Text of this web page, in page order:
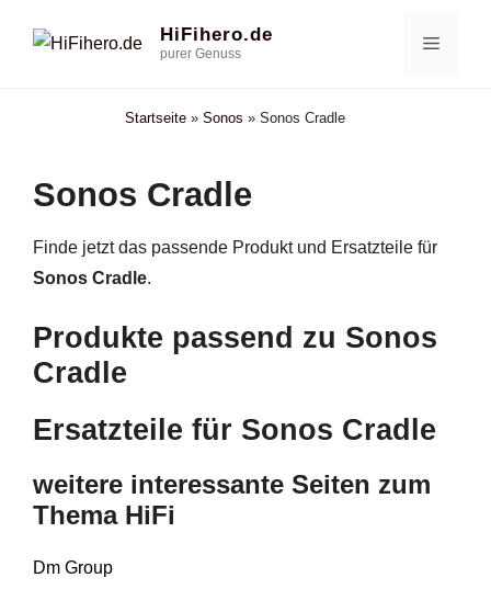
Inhalt
HiFihero.de
purer Genuss
Menü
Startseite» Sonos » Sonos Cradle
Sonos Cradle
Finde jetzt das passende Produkt und Ersatzteile für
Sonos Cradle.
Produkte passend zu Sonos
Cradle
Ersatzteile für Sonos Cradle
weitere interessante Seiten zum
Thema HiFi
Dm Group